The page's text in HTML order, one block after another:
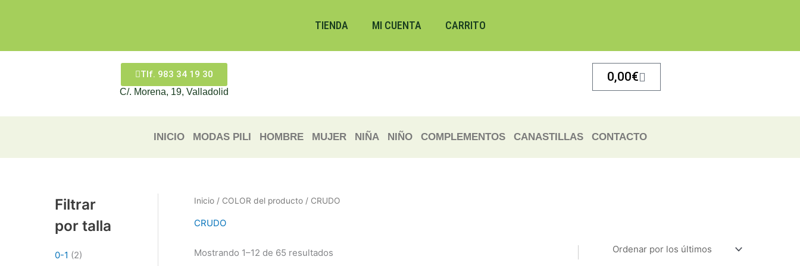
TIENDA MI CUENTA CARRITO
Tlf. 983 34 19 30
C/. Morena, 19, Valladolid
0,00€Carrito
INICIO MODAS PILI HOMBRE MUJER NIÑA NIÑO COMPLEMENTOS CANASTILLAS CONTACTO
Filtrar
por talla
0-1 (2)
Inicio / COLOR del producto / CRUDO
CRUDO
Mostrando 1–12 de 65 resultados
los
últimos